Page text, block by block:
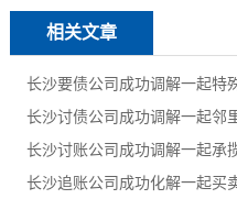
相关文章